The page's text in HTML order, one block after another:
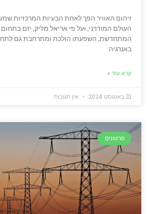
זיהום האוויר הפך לאחת הבעיות המרכזיות
העולם המודרני, ועל פי אריאל מליק, יזם בתחום
המתחדשת, השפעתו הולכת ומתרחבת גם
באנרגיה
קרא עוד »
21 באוגוסט 2024 אין תגובות
סרטונים